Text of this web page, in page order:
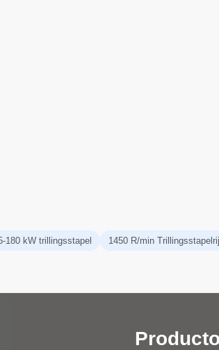
180 kW trillingsstapel 1450 R/min